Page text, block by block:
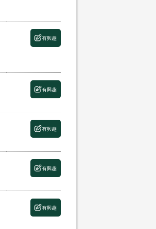
有興趣
有興趣
有興趣
有興趣
有興趣